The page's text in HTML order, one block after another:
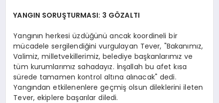
YANGIN SORUŞTURMASI: 3 GÖZALTI
Yangının herkesi üzdüğünü ancak koordineli bir
mücadele sergilendiğini vurgulayan Tever, "Bakanımız,
Valimiz, milletvekillerimiz, belediye başkanlarımız ve
tüm kurumlarımız sahadayız. İnşallah bu afet kısa
sürede tamamen kontrol altına alınacak" dedi.
Yangından etkilenenlere geçmiş olsun dileklerini ileten
Tever, ekiplere başarılar diledi.